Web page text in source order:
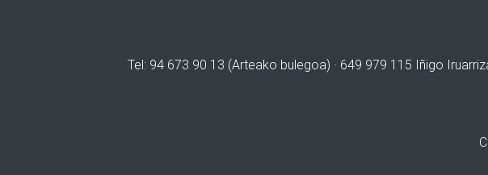
Tel: 94 673 90 13 (Arteako bulegoa) · 649 979 115 Iñigo